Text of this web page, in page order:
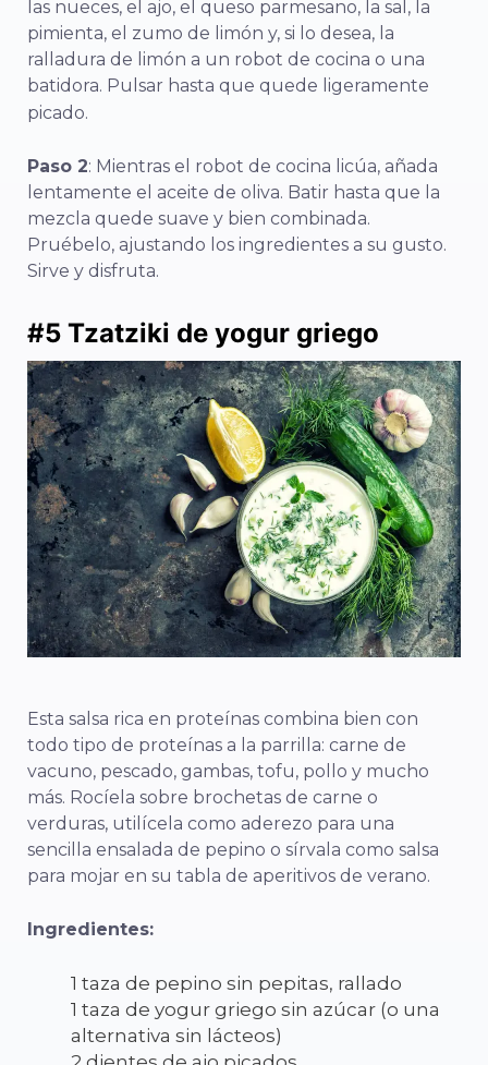
las nueces, el ajo, el queso parmesano, la sal, la
pimienta, el zumo de limón y, si lo desea, la
ralladura de limón a un robot de cocina o una
batidora. Pulsar hasta que quede ligeramente
picado.
Paso 2: Mientras el robot de cocina licúa, añada
lentamente el aceite de oliva. Batir hasta que la
mezcla quede suave y bien combinada.
Pruébelo, ajustando los ingredientes a su gusto.
Sirve y disfruta.
#5 Tzatziki de yogur griego
Esta salsa rica en proteínas combina bien con
todo tipo de proteínas a la parrilla: carne de
vacuno, pescado, gambas, tofu, pollo y mucho
más. Rocíela sobre brochetas de carne o
verduras, utilícela como aderezo para una
sencilla ensalada de pepino o sírvala como salsa
para mojar en su tabla de aperitivos de verano.
Ingredientes:
1 taza de pepino sin pepitas, rallado
1 taza de yogur griego sin azúcar (o una
alternativa sin lácteos)